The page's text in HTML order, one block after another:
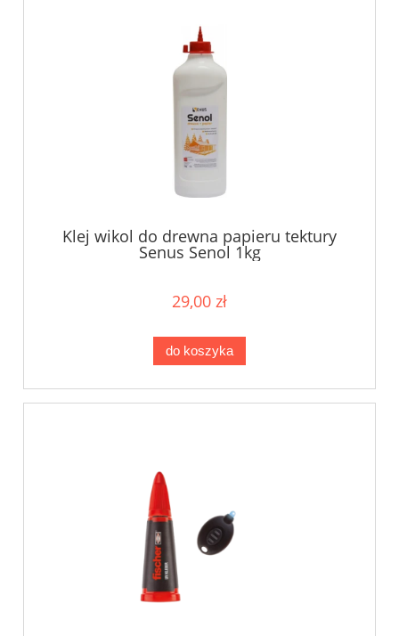
Klej wikol do drewna papieru tektury
Senus Senol 1kg
29,00 zł
do koszyka